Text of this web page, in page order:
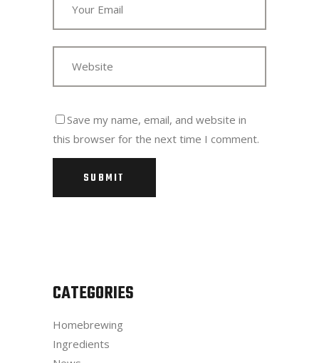
Save my name, email, and website in
this browser for the next time I comment.
CATEGORIES
Homebrewing
Ingredients